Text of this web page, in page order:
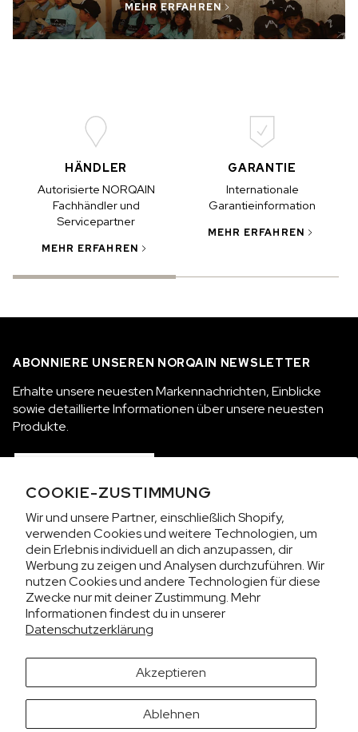
COOKIE-ZUSTIMMUNG
Wir und unsere Partner, einschließlich Shopify,
verwenden Cookies und weitere Technologien, um
dein Erlebnis individuell an dich anzupassen, dir
Werbung zu zeigen und Analysen durchzuführen. Wir
nutzen Cookies und andere Technologien für diese
Zwecke nur mit deiner Zustimmung. Mehr
Informationen findest du in unserer
Datenschutzerklärung
Akzeptieren
Ablehnen
MEHR ERFAHREN
HÄNDLER
Autorisierte NORQAIN
Fachhändler und
Servicepartner
MEHR ERFAHREN
GARANTIE
Internationale
Garantieinformation
MEHR ERFAHREN
ABONNIERE UNSEREN NORQAIN NEWSLETTER
Erhalte unsere neuesten Markennachrichten, Einblicke
sowie detaillierte Informationen über unsere neuesten
Produkte.
KOLLEKTIONEN
WIR SIND NORQAIN
KUNDENSERVICE
DATENSCHUTZ & BESTIMMUNGEN
Es sieht aus, als würdest du uns aus den USA besuchen.
Möchtest du die Preise in US-Dollar (USD) anzeigen?